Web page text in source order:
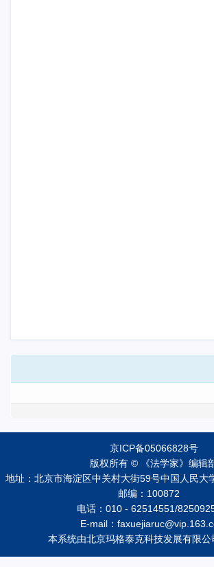
京ICP备05066828号
版权所有 © 《法学家》编辑
地址：北京市海淀区中关村大街59号中国人民
邮编：100872
电话：010 - 62514551/
E-mail：
本系统由北京玛格泰克科技发展有限公